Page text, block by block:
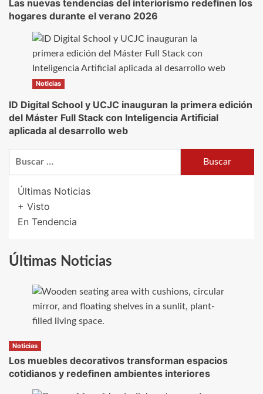
Las nuevas tendencias del interiorismo redefinen los
hogares durante el verano 2026
Noticias
ID Digital School y UCJC inauguran la primera edición
del Máster Full Stack con Inteligencia Artificial
aplicada al desarrollo web
Últimas Noticias
+ Visto
En Tendencia
Últimas Noticias
Noticias
Los muebles decorativos transforman espacios
cotidianos y redefinen ambientes interiores